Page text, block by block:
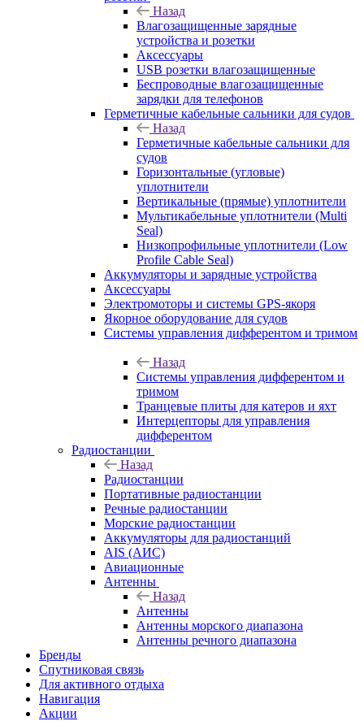
Назад
Влагозащищенные зарядные
устройства и розетки
Аксессуары
USB розетки влагозащищенные
Беспроводные влагозащищенные
зарядки для телефонов
Герметичные кабельные сальники для судов
Назад
Герметичные кабельные сальники для
судов
Горизонтальные (угловые)
уплотнители
Вертикальные (прямые) уплотнители
Мультикабельные уплотнители (Multi
Seal)
Низкопрофильные уплотнители (Low
Profile Cable Seal)
Аккумуляторы и зарядные устройства
Аксессуары
Электромоторы и системы GPS-якоря
Якорное оборудование для судов
Системы управления дифферентом и тримом
Назад
Системы управления дифферентом и
тримом
Транцевые плиты для катеров и яхт
Интерцепторы для управления
дифферентом
Радиостанции
Назад
Радиостанции
Портативные радиостанции
Речные радиостанции
Морские радиостанции
Аккумуляторы для радиостанций
AIS (АИС)
Авиационные
Антенны
Назад
Антенны
Антенны морского диапазона
Антенны речного диапазона
Бренды
Спутниковая связь
Для активного отдыха
Навигация
Акции